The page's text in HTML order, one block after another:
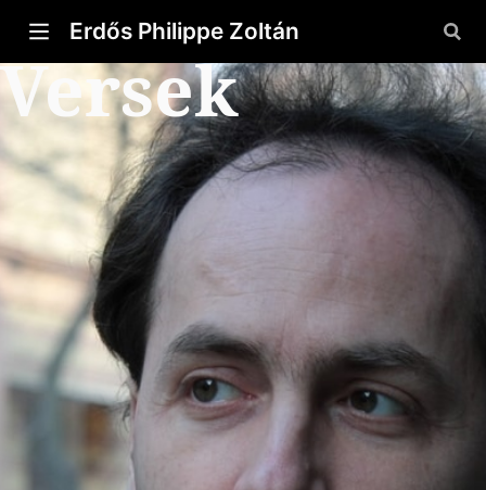
Erdős Philippe Zoltán
Versek